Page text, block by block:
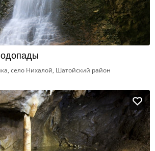
село Нихалой, Шатойский район